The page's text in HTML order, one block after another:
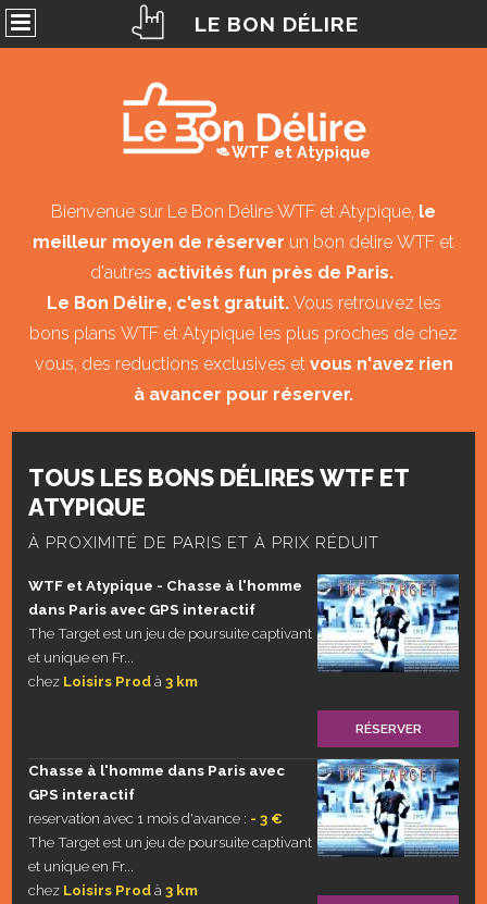
WTF et Atypique
Bienvenue sur Le Bon Délire WTF et Atypique, le
meilleur moyen de réserver un bon délire WTF et
d'autres activités fun près de Paris.
Le Bon Délire, c'est gratuit.Vous retrouvez les
bons plans WTF et Atypique les plus proches de chez
vous, des reductions exclusives et vous n'avez rien
à avancer pour réserver.
TOUS LES BONS DÉLIRES WTF ET
ATYPIQUE
À PROXIMITÉ DE PARIS ET À PRIX RÉDUIT
WTF et Atypique - Chasse à l'homme
dans Paris avec GPS interactif
The Target est un jeu de poursuite captivant
et unique en Fr...
chez Loisirs Prodà 3 km
RÉSERVER
Chasse à l'homme dans Paris avec
GPS interactif
reservation avec 1 mois d'avance : - 3 €
The Target est un jeu de poursuite captivant
et unique en Fr...
chez Loisirs Prod à 3 km
LE BON DÉLIRE